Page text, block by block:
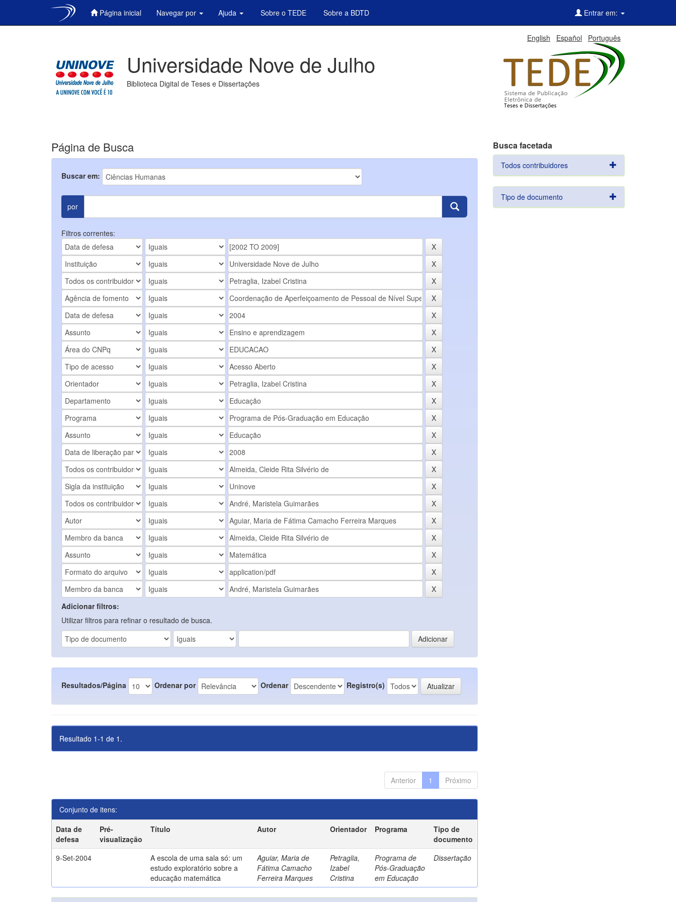
Página inicial Navegar por Ajuda Sobre o TEDE Sobre a BDTD Entrar em:
English Español Português
Universidade Nove de Julho
Biblioteca Digital de Teses e Dissertações
Página de Busca
Buscar em:
por
Filtros correntes:
Adicionar filtros:
Utilizar filtros para refinar o resultado de busca.
Resultados/Página Ordenar por Ordenar Registro(s)
Resultado 1-1 de 1.
Anterior 1 Próximo
Conjunto de itens:
Data de
defesa
Pré-
visualização
Título Autor Orientador Programa
Tipo de
documento
9-Set-2004
A escola de uma sala só: um
estudo exploratório sobre a
educação matemática
Aguiar, Maria de
Fátima Camacho
Ferreira Marques
Petraglia,
Izabel
Cristina
Programa de
Pós-Graduação
em Educação
Dissertação
Busca facetada
Todos contribuidores
Tipo de documento